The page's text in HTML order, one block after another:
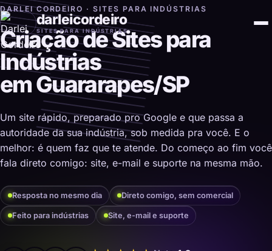
darleicordeiro
SITES PARA INDÚSTRIAS
DARLEI CORDEIRO · SITES PARA INDÚSTRIAS
Criação de Sites para
Indústrias
em Guararapes/SP
Um site rápido, preparado pro Google e que passa a
autoridade da sua indústria, sob medida pra você. E o
melhor: é quem faz que te atende. Do começo ao fim você
fala direto comigo: site, e-mail e suporte na mesma mão.
Resposta no mesmo dia Direto comigo, sem comercial
Feito para indústrias Site, e-mail e suporte